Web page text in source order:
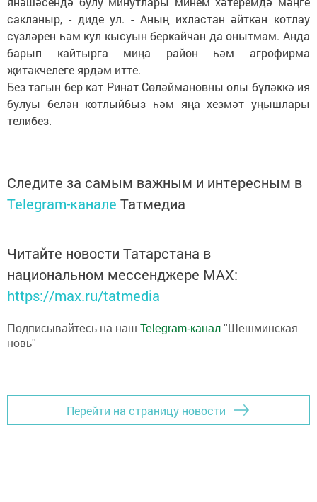
сакланыр, - диде ул. - Аның ихластан әйткән котлау
сүзләрен һәм кул кысуын беркайчан да онытмам. Анда
барып кайтырга миңа район һәм агрофирма
җитәкчелеге ярдәм итте.
Без тагын бер кат Ринат Сөләймановны олы бүләккә ия
булуы белән котлыйбыз һәм яңа хезмәт уңышлары
телибез.
Следите за самым важным и интересным в
Telegram-канале Татмедиа
Читайте новости Татарстана в
национальном мессенджере MАХ:
https://max.ru/tatmedia
Подписывайтесь на наш Telegram-канал "Шешминская
новь"
Перейти на страницу новости